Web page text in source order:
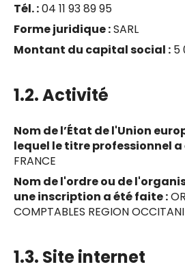
Tél. :04 11 93 89 95
Forme juridique :SARL
Montant du capital social : 5
1.2. Activité
Nom de l’État de l'Union
lequel le titre professionnel a
FRANCE
Nom de l'ordre ou de
une inscription a été faite :
COMPTABLES REGION
1.3. Site internet